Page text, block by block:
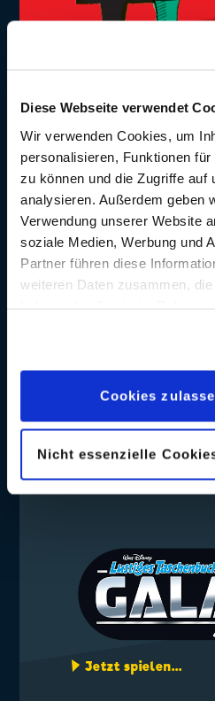
Diese Webseite verwendet
Wir verwenden Cookies, um
personalisieren, Funktionen
zu können und die Zugriffe auf
analysieren. Außerdem geben
Verwendung unserer Website
soziale Medien, Werbung und
Partner führen diese
weiteren Daten zusammen,
geben, können Sie diese
Datenschutzerklärungwieder
Cookies
Nicht essenzielle
DOWNLOAD:
GALAXY-PUZZLE
Jetzt spielen...